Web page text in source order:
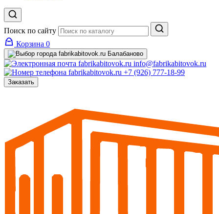
Поиск по сайту
Корзина 0
Балабаново
info@fabrikabitovok.ru
+7 (926) 777-18-99
Заказать